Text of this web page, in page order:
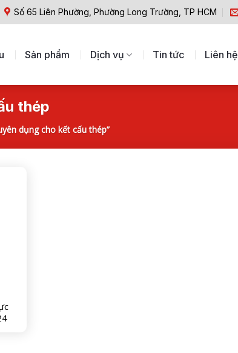
Số 65 Liên Phường, Phường Long Trường, TP HCM
Sản phẩm Dịch vụ Tin tức Liên hệ
thép
dụng cho kết cấu thép”